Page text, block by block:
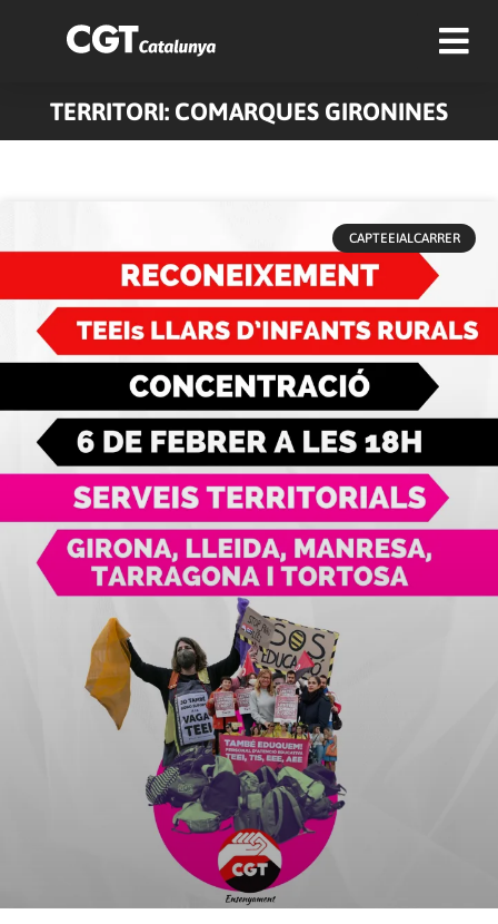
TERRITORI: COMARQUES GIRONINES
CAPTEEIALCARRER